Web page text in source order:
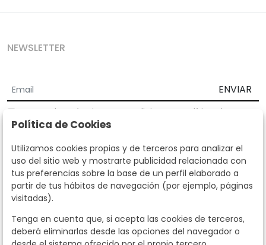
NEWSLETTER
ENVIAR
Acepto los Términos y Condiciones
Política de
privacidad
Según la LOPD y disposiciones de desarrollo, informamos que sus
datos personales serán tratados por parte de Subastas Segre con la
finalidad de gestionar la relación comercial. Puede ejercitar los
derechos de acceso, rectificación, cancelación, oposición y demás
derechos en los términos establecidos en la normativa vigente
dirigiéndote a nosotros. Asimismo, nos puede solicitar el envío de
llamando al teléfono 915159584 o enviando un e-mail a
info@subastassegre.es
Este sitio está protegido por reCAPTCHA y se aplican la
Política de Cookies
Utilizamos cookies propias y de terceros para analizar el
uso del sitio web y mostrarte publicidad relacionada con
tus preferencias sobre la base de un perfil elaborado a
partir de tus hábitos de navegación (por ejemplo, páginas
visitadas).
Tenga en cuenta que, si acepta las cookies de terceros,
deberá eliminarlas desde las opciones del navegador o